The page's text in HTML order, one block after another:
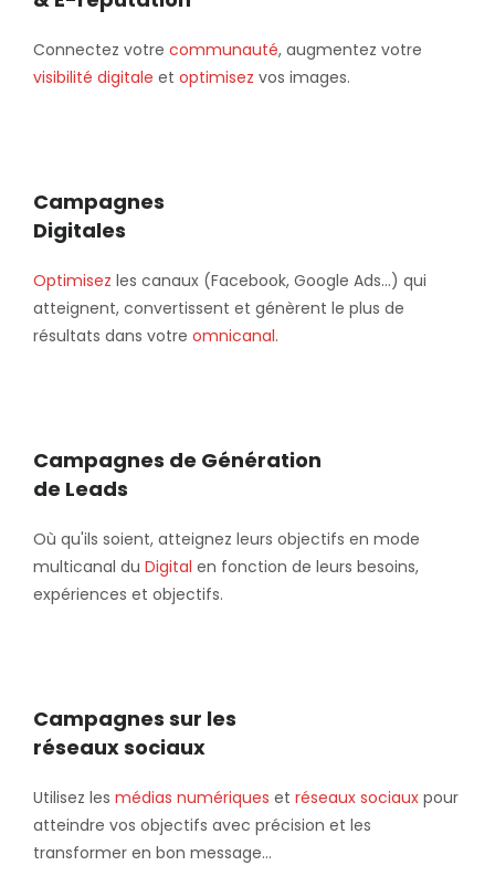
Connectez votre communauté, augmentez votre
visibilité digitale et optimisez vos images.
Campagnes
Digitales
Optimisez les canaux (Facebook, Google Ads...) qui
atteignent, convertissent et génèrent le plus de
résultats dans votre omnicanal.
Campagnes de Génération
de Leads
Où qu'ils soient, atteignez leurs objectifs en mode
multicanal du Digital en fonction de leurs besoins,
expériences et objectifs.
Campagnes sur les
réseaux sociaux
Utilisez les médias numériques et réseaux sociaux pour
atteindre vos objectifs avec précision et les
transformer en bon message...